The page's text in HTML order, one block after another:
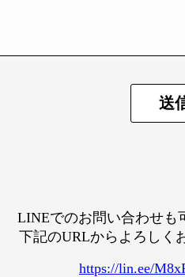
LINEでのお問い合わせも
下記のURLからよろしく
https://lin.ee/